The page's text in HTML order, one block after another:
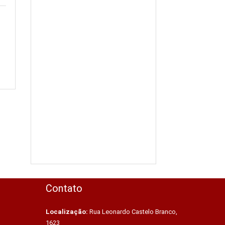
Contato
Localização: Rua Leonardo Castelo Branco,
1623